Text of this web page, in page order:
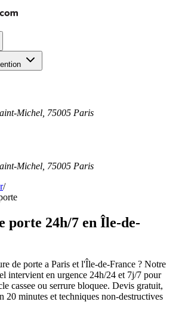
Michel 75005 Paris
Michel 75005 Paris
/
porte 24h/7 en Île-de-
de porte a Paris et l'Île-de-France ? Notre
intervient en urgence 24h/24 et 7j/7 pour
cassee ou serrure bloquee. Devis gratuit,
20 minutes et techniques non-destructives